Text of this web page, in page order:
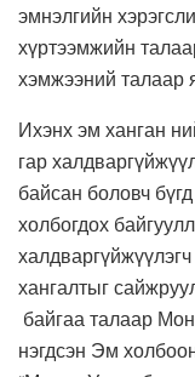
эмнэлгийн
хүртээмжийн
хэмжээний талаар
Ихэнх эм ханган
гар
байсан боловч
холбогдох
хангалтыг
байгаа талаар
нэгдсэн Эм